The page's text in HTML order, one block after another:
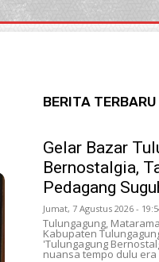
BERITA TERBARU
Gelar Bazar
Bernostalgia,
Pedagang
Jumat, 7 Agustus 2026 -
Tulungagung,
Kabupaten
'Tulungagung
nuansa tempo dulu